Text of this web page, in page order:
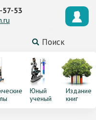
Поиск
57-53
Юный
ученый
Издание
книг